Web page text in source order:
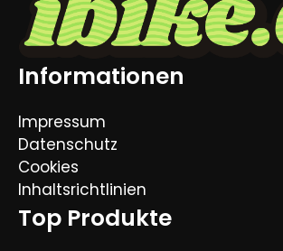
Informationen
Impressum
Datenschutz
Cookies
Inhaltsrichtlinien
Top Produkte